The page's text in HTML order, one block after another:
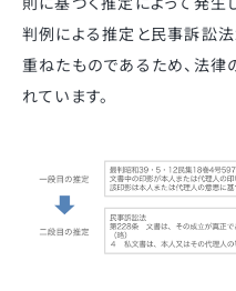
判例による推定と民事訴訟
重ねたものであるため、法律
れています。